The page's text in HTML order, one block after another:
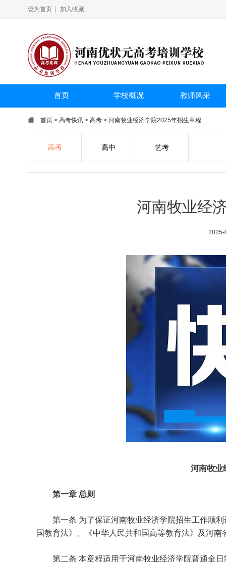
设为首页 加入收藏
首页 学校概况 教师风采
首页 > 高考快讯 > 高考 > 河南牧业经济学院2025年招生章程
高考 高中 艺考
河南牧业经
2025-
河南牧业
第一章 总则
第一条 为了保证河南牧业经济学院招生工作顺利
国教育法》、《中华人民共和国高等教育法》及河
第二条 本章程适用于河南牧业经济学院普通全日